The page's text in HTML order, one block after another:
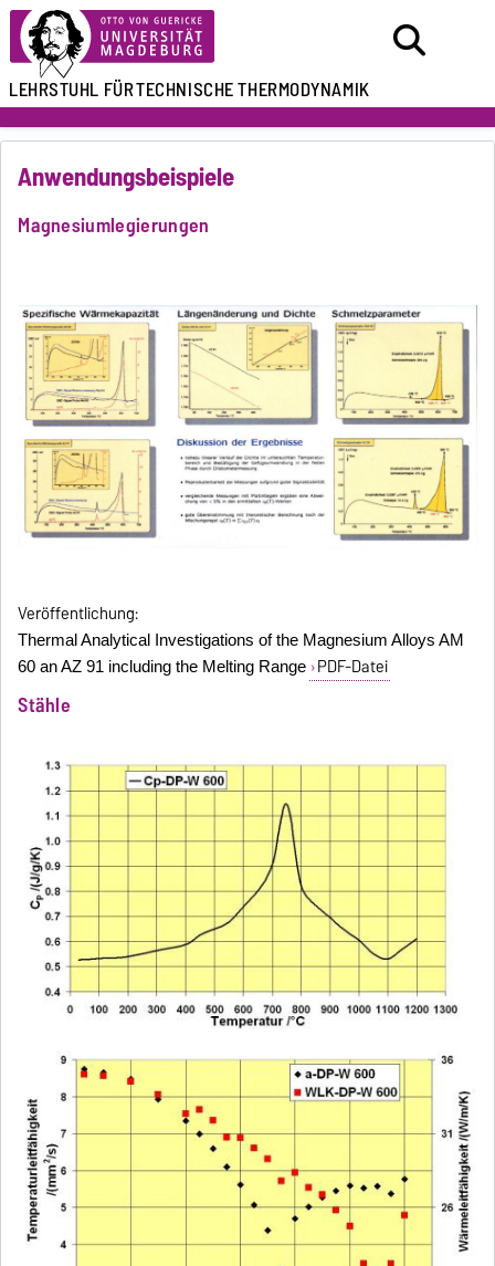
LEHRSTUHL FÜRTECHNISCHE THERMODYNAMIK
Anwendungsbeispiele
Magnesiumlegierungen
Veröffentlichung:
Thermal Analytical Investigations of the Magnesium Alloys AM
60 an AZ 91 including the Melting Range
PDF-Datei